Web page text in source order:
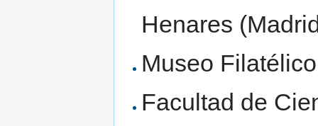
Henares
Museo
Facultad de